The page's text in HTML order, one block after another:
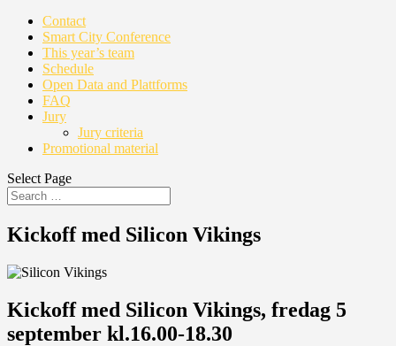
Contact
Smart City Conference
This year’s team
Schedule
Open Data and Plattforms
FAQ
Jury
Jury criteria
Promotional material
Select Page
Kickoff med Silicon Vikings
Kickoff med Silicon Vikings, fredag 5
september kl.16.00-18.30